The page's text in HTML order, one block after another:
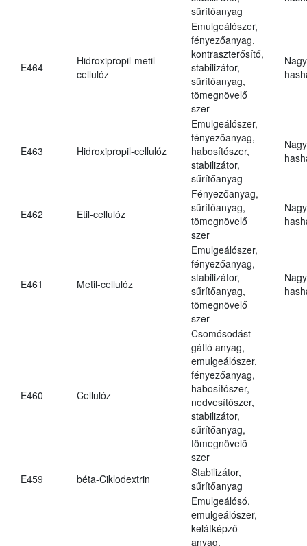
sűrítőanyag
E464
Hidroxipropil-metil-
cellulóz
Emulgeálószer,
fényezőanyag,
kontraszterősítő,
stabilizátor,
sűrítőanyag,
tömegnövelő
szer
E463 Hidroxipropil-cellulóz
Emulgeálószer,
fényezőanyag,
habosítószer,
stabilizátor,
sűrítőanyag
E462 Etil-cellulóz
Fényezőanyag,
sűrítőanyag,
tömegnövelő
szer
E461 Metil-cellulóz
Emulgeálószer,
fényezőanyag,
stabilizátor,
sűrítőanyag,
tömegnövelő
szer
E460 Cellulóz
Csomósodást
gátló anyag,
emulgeálószer,
fényezőanyag,
habosítószer,
nedvesítőszer,
stabilizátor,
sűrítőanyag,
tömegnövelő
szer
E459
béta-Ciklodextrin
Stabilizátor,
sűrítőanyag
Emulgeálósó,
emulgeálószer,
kelátképző
anyag,